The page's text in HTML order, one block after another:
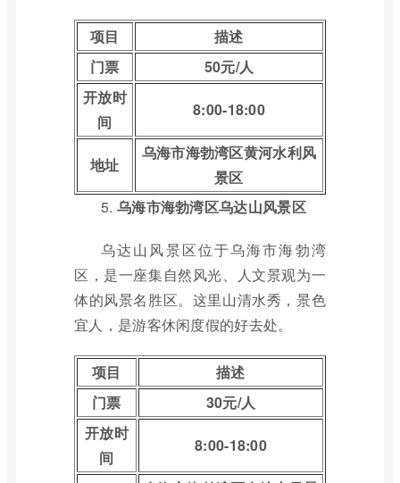
项目
描述
门票
50元/人
开放时
间
8:00-18:00
地址
乌海市海勃湾区黄河水利风
景区
5. 乌海市海勃湾区乌达山风景区
乌达山风景区位于乌海市海勃湾
区，是一座集自然风光、人文景观为一
体的风景名胜区。这里山清水秀，景色
宜人，是游客休闲度假的好去处。
项目
描述
门票
30元/人
开放时
间
8:00-18:00